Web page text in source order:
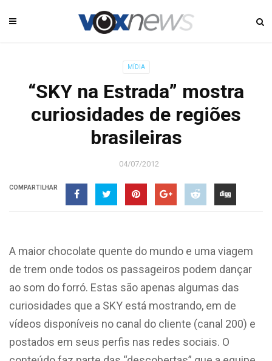
MÍDIA
“SKY na Estrada” mostra
curiosidades de regiões
brasileiras
04/07/2012
COMPARTILHAR
A maior chocolate quente do mundo e uma viagem
de trem onde todos os passageiros podem dançar
ao som do forró. Estas são apenas algumas das
curiosidades que a SKY está mostrando, em de
vídeos disponíveis no canal do cliente (canal 200) e
postados em seus perfis nas redes sociais. O